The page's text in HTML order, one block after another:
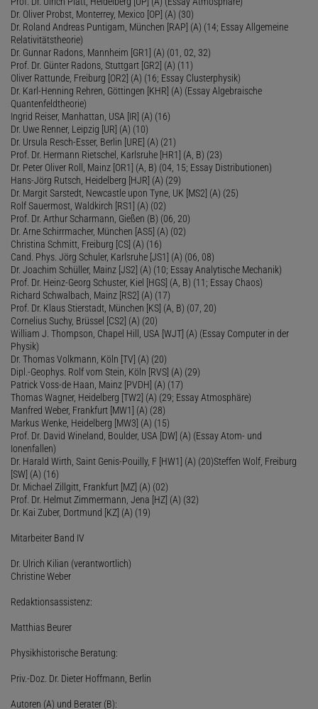
Dr. Oliver Probst, Monterrey, Mexico [OP] (A) (30)
Dr. Roland Andreas Puntigam, München [RAP] (A) (14; Essay Allgemeine
Relativitätstheorie)
Dr. Gunnar Radons, Mannheim [GR1] (A) (01, 02, 32)
Prof. Dr. Günter Radons, Stuttgart [GR2] (A) (11)
Oliver Rattunde, Freiburg [OR2] (A) (16; Essay Clusterphysik)
Dr. Karl-Henning Rehren, Göttingen [KHR] (A) (Essay Algebraische
Quantenfeldtheorie)
Ingrid Reiser, Manhattan, USA [IR] (A) (16)
Dr. Uwe Renner, Leipzig [UR] (A) (10)
Dr. Ursula Resch-Esser, Berlin [URE] (A) (21)
Prof. Dr. Hermann Rietschel, Karlsruhe [HR1] (A, B) (23)
Dr. Peter Oliver Roll, Mainz [OR1] (A, B) (04, 15; Essay Distributionen)
Hans-Jörg Rutsch, Heidelberg [HJR] (A) (29)
Dr. Margit Sarstedt, Newcastle upon Tyne, UK [MS2] (A) (25)
Rolf Sauermost, Waldkirch [RS1] (A) (02)
Prof. Dr. Arthur Scharmann, Gießen (B) (06, 20)
Dr. Arne Schirrmacher, München [AS5] (A) (02)
Christina Schmitt, Freiburg [CS] (A) (16)
Cand. Phys. Jörg Schuler, Karlsruhe [JS1] (A) (06, 08)
Dr. Joachim Schüller, Mainz [JS2] (A) (10; Essay Analytische Mechanik)
Prof. Dr. Heinz-Georg Schuster, Kiel [HGS] (A, B) (11; Essay Chaos)
Richard Schwalbach, Mainz [RS2] (A) (17)
Prof. Dr. Klaus Stierstadt, München [KS] (A, B) (07, 20)
Cornelius Suchy, Brüssel [CS2] (A) (20)
William J. Thompson, Chapel Hill, USA [WJT] (A) (Essay Computer in der
Physik)
Dr. Thomas Volkmann, Köln [TV] (A) (20)
Dipl.-Geophys. Rolf vom Stein, Köln [RVS] (A) (29)
Patrick Voss-de Haan, Mainz [PVDH] (A) (17)
Thomas Wagner, Heidelberg [TW2] (A) (29; Essay Atmosphäre)
Manfred Weber, Frankfurt [MW1] (A) (28)
Markus Wenke, Heidelberg [MW3] (A) (15)
Prof. Dr. David Wineland, Boulder, USA [DW] (A) (Essay Atom- und
Ionenfallen)
Dr. Harald Wirth, Saint Genis-Pouilly, F [HW1] (A) (20)Steffen Wolf, Freiburg
[SW] (A) (16)
Dr. Michael Zillgitt, Frankfurt [MZ] (A) (02)
Prof. Dr. Helmut Zimmermann, Jena [HZ] (A) (32)
Dr. Kai Zuber, Dortmund [KZ] (A) (19)
Mitarbeiter Band IV
Dr. Ulrich Kilian (verantwortlich)
Christine Weber
Redaktionsassistenz:
Matthias Beurer
Physikhistorische Beratung:
Priv.-Doz. Dr. Dieter Hoffmann, Berlin
Autoren (A) und Berater (B):